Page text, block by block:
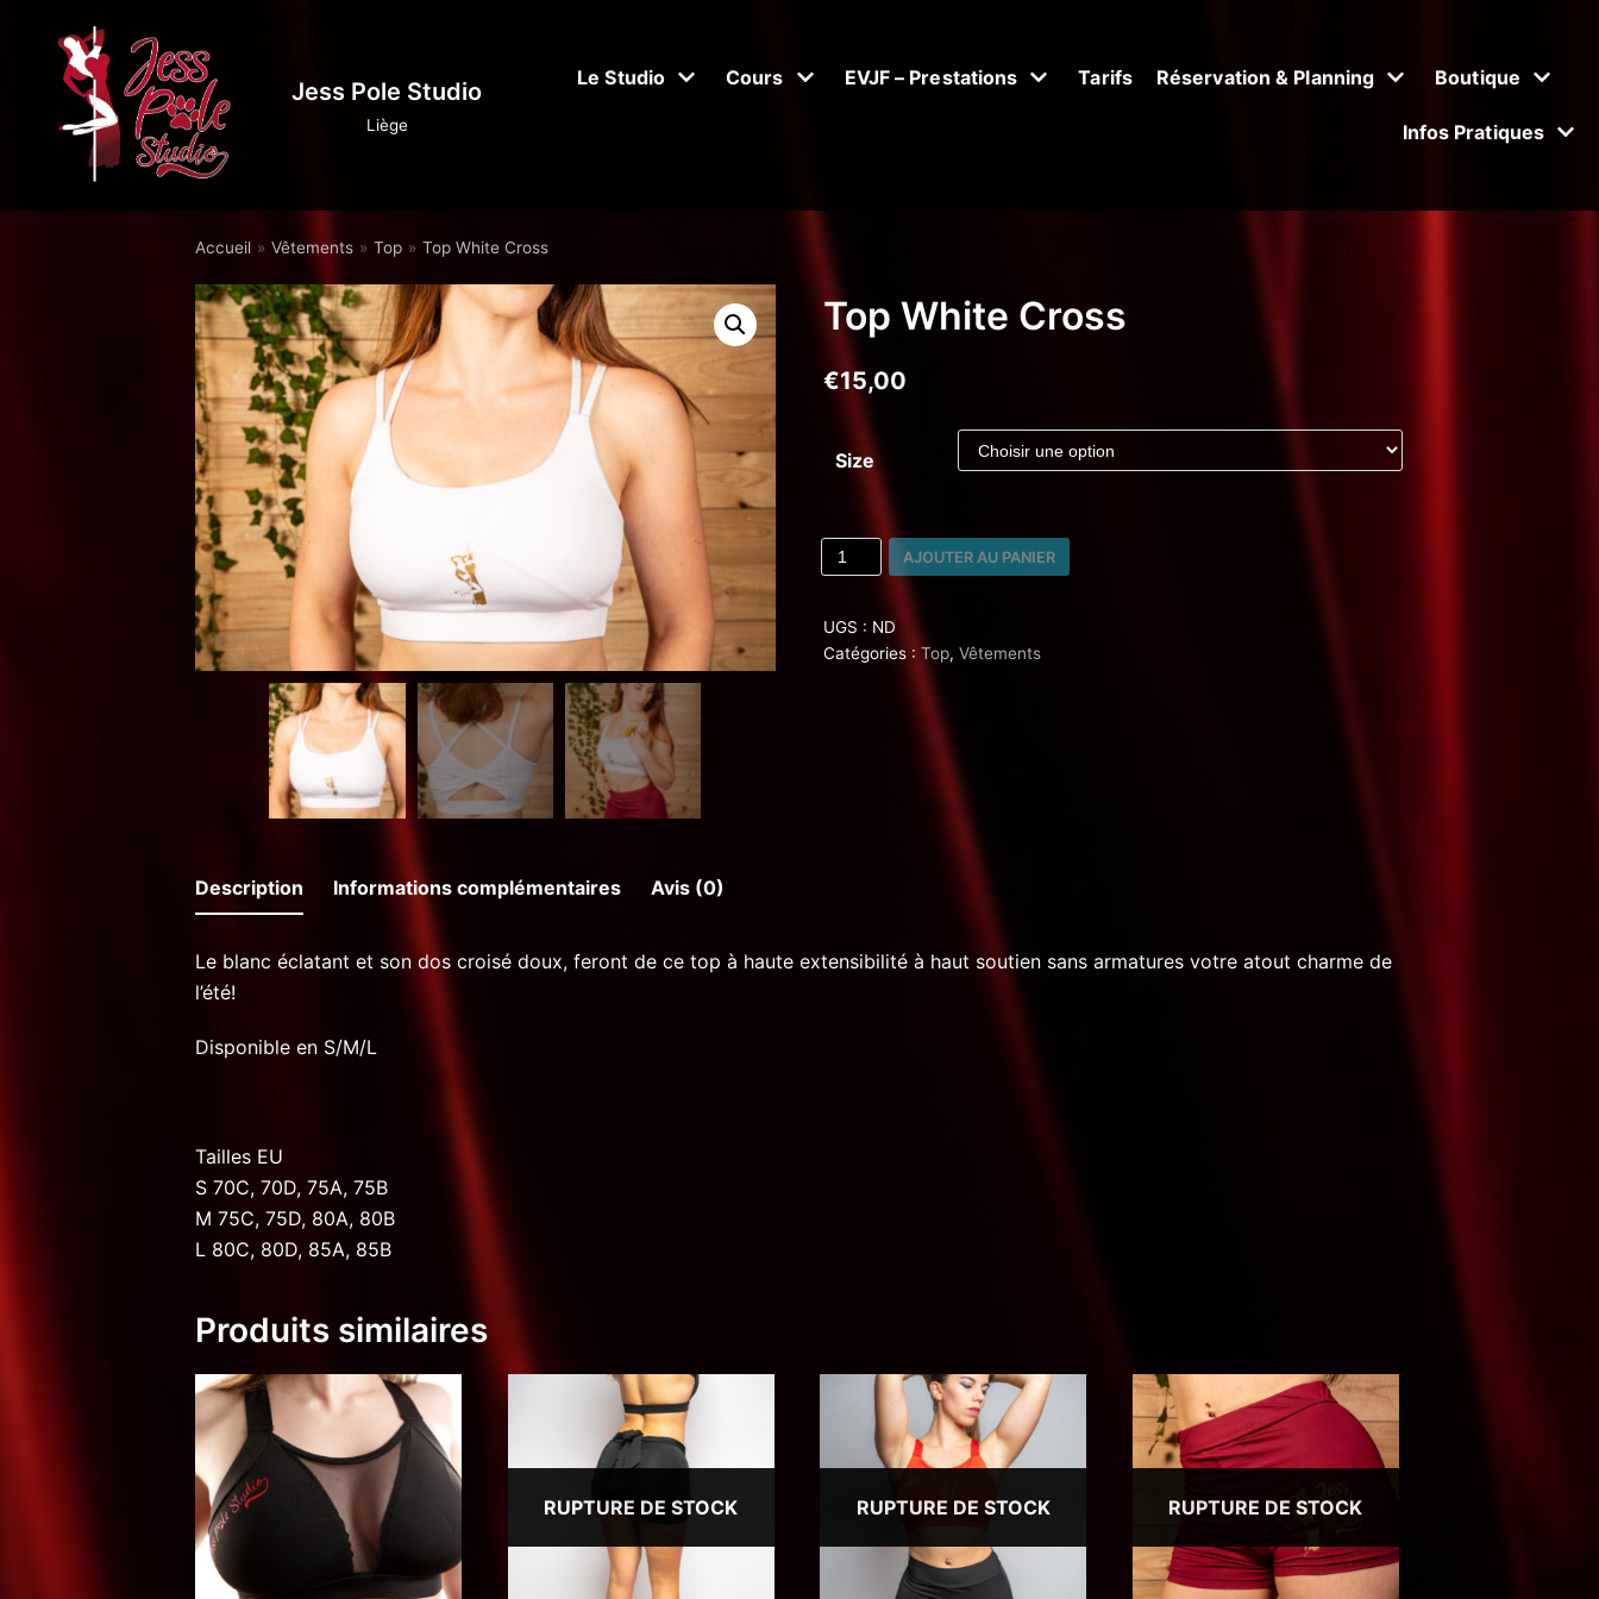
contenu
Jess Pole Studio
Liège
Le Studio Cours EVJF – Prestations Tarifs Réservation & Planning Boutique
Infos Pratiques
Accueil » Vêtements » Top » Top White Cross
Top White Cross
€15,00
Size
AJOUTER AU PANIER
UGS : ND
Catégories :Top,Vêtements
Description Informations complémentaires Avis (0)
Le blanc éclatant et son dos croisé doux, feront de ce top à haute extensibilité à haut soutien sans armatures votre atout charme de
l’été!
Disponible en S/M/L
Tailles EU
S 70C, 70D, 75A, 75B
M 75C, 75D, 80A, 80B
L 80C, 80D, 85A, 85B
Produits similaires
RUPTURE DE STOCK RUPTURE DE STOCK RUPTURE DE STOCK